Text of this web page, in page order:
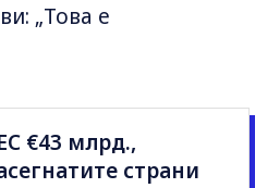
„Това е
€43 млрд.,
страни